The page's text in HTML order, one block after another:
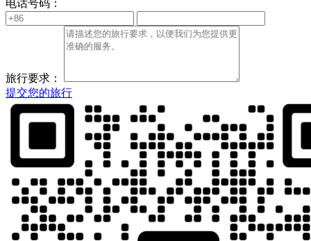
电话号码：
旅行要求：
提交您的旅行